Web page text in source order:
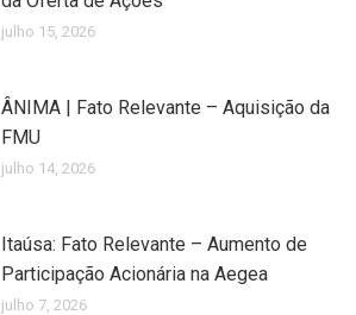
julho 15, 2026
ÂNIMA | Fato Relevante – Aquisição da
FMU
julho 14, 2026
Itaúsa: Fato Relevante – Aumento de
Participação Acionária na Aegea
julho 7, 2026